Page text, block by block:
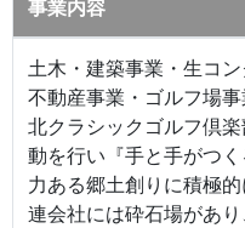
事業内容
土木・建築事業・生コ
不動産事業・ゴルフ場
北クラシックゴルフ倶
動を行い『手と手がつ
力ある郷土創りに積極
連会社には砕石場があ